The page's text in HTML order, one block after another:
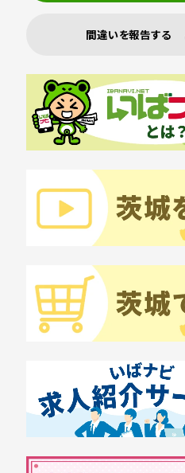
間違いを報告する